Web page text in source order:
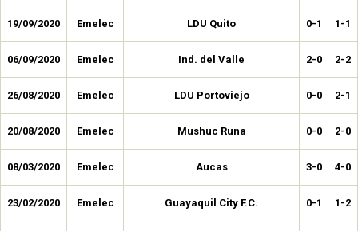
19/09/2020 Emelec LDU Quito 0-1 1-1
06/09/2020 Emelec Ind. del Valle 2-0 2-2
26/08/2020 Emelec LDU Portoviejo 0-0 2-1
20/08/2020 Emelec Mushuc Runa 0-0 2-0
08/03/2020 Emelec Aucas 3-0 4-0
23/02/2020 Emelec Guayaquil City F.C. 0-1 1-2